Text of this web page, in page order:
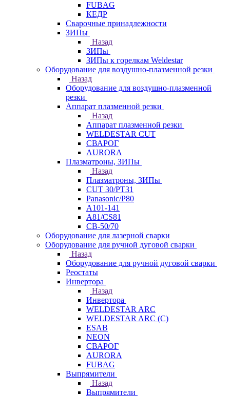
FUBAG
КЕДР
Сварочные принадлежности
ЗИПы
Назад
ЗИПы
ЗИПы к горелкам Weldestar
Оборудование для воздушно-плазменной резки
Назад
Оборудование для воздушно-плазменной
резки
Аппарат плазменной резки
Назад
Аппарат плазменной резки
WELDESTAR CUT
СВАРОГ
AURORA
Плазматроны, ЗИПы
Назад
Плазматроны, ЗИПы
CUT 30/PT31
Panasonic/P80
А101-141
А81/CS81
СВ-50/70
Оборудование для лазерной сварки
Оборудование для ручной дуговой сварки
Назад
Оборудование для ручной дуговой сварки
Реостаты
Инвертора
Назад
Инвертора
WELDESTAR ARC
WELDESTAR ARC (С)
ESAB
NEON
СВАРОГ
AURORA
FUBAG
Выпрямители
Назад
Выпрямители